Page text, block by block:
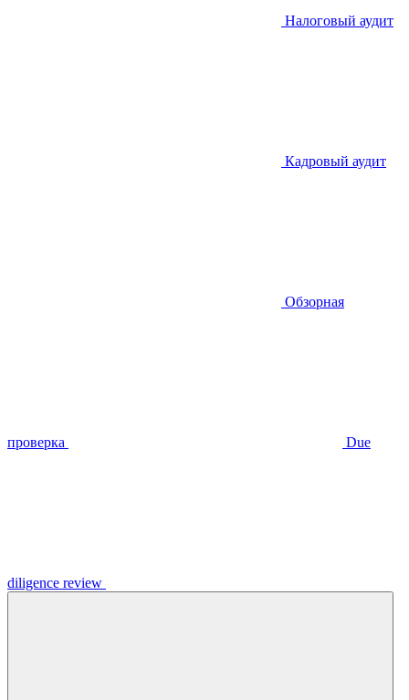
Налоговый аудит
Кадровый аудит
Обзорная
проверка Due
diligence review